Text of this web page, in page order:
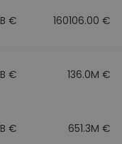
€ 160106.00 €
€ 136.0M €
€ 651.3M €